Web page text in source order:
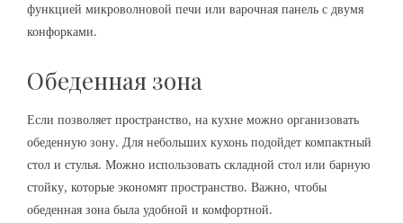
функцией микроволновой печи или варочная панель с двумя
конфорками.
Обеденная зона
Если позволяет пространство, на кухне можно организовать
обеденную зону. Для небольших кухонь подойдет компактный
стол и стулья. Можно использовать складной стол или барную
стойку, которые экономят пространство. Важно, чтобы
обеденная зона была удобной и комфортной.